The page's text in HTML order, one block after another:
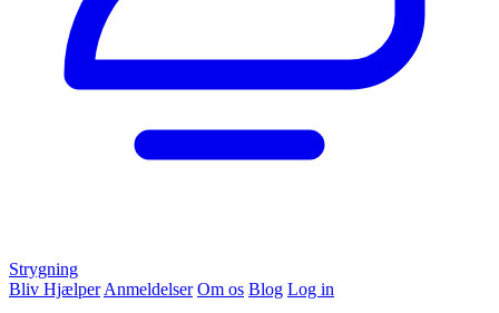
Strygning
Bliv Hjælper Anmeldelser Om os Blog Log in